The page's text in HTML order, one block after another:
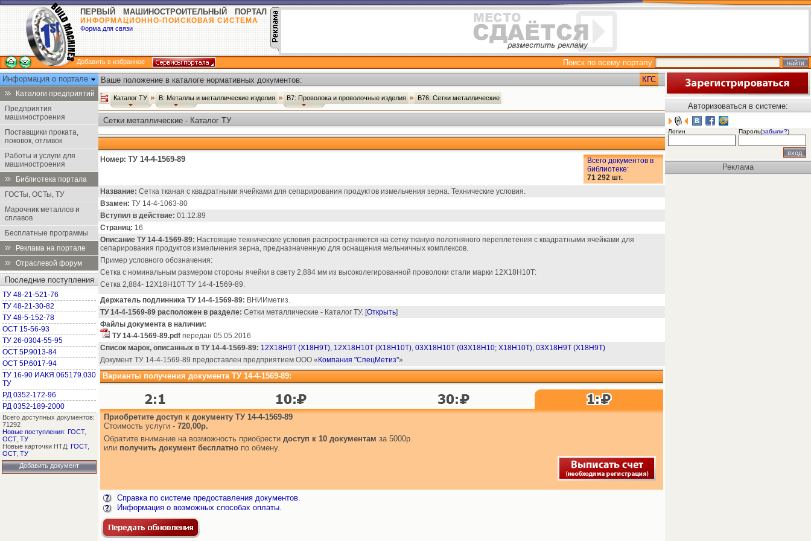
ПЕРВЫЙ МАШИНОСТРОИТЕЛЬНЫЙ ПОРТАЛ
ИНФОРМАЦИОННО-ПОИСКОВАЯ СИСТЕМА
Форма для связи
Добавить в избранное
Поиск по всему порталу
Информация о портале
Каталоги предприятий
Предприятия
машиностроения
Поставщики проката,
поковок, отливок
Работы и услуги для
машиностроения
Библиотека портала
ГОСТы, ОСТы, ТУ
Марочник металлов и
сплавов
Бесплатные программы
Реклама на портале
Отраслевой форум
Последние поступления
ТУ 48-21-521-76
ТУ 48-21-30-82
ТУ 48-5-152-78
ОСТ 15-56-93
ТУ 26-0304-55-95
ОСТ 5Р.9013-84
ОСТ 5Р.6017-94
ТУ 16-90 ИАКЯ.065179.030
ТУ
РД 0352-172-96
РД 0352-189-2000
Всего доступных документов:
71292
Новые поступления: ГОСТ,
ОСТ, ТУ
Новые карточки НТД: ГОСТ,
ОСТ, ТУ
Добавить документ
Ваше положение в каталоге нормативных документов: КГС
Каталог ТУ В: Металлы и металлические изделия В7: Проволока и проволочные изделия В76: Сетки металлические
Сетки металлические - Каталог ТУ
Номер: ТУ 14-4-1569-89
Всего документов в
библиотеке:
71 292 шт.
Название: Сетка тканая с квадратными ячейками для сепарирования продуктов измельчения зерна. Технические условия.
Взамен: ТУ 14-4-1063-80
Вступил в действие: 01.12.89
Страниц: 16
Описание ТУ 14-4-1569-89: Настоящие технические условия распространяются на сетку тканую полотняного переплетения с квадратными ячейками для
сепарирования продуктов измельчения зерна, предназначенную для оснащения мельничных комплексов.
Пример условного обозначения:
Сетка с номинальным размером стороны ячейки в свету 2,884 мм из высоколегированной проволоки стали марки 12Х18Н10Т:
Сетка 2,884- 12Х18Н10Т ТУ 14-4-1569-89.
Держатель подлинника ТУ 14-4-1569-89: ВНИИметиз.
ТУ 14-4-1569-89 расположен в разделе: Сетки металлические - Каталог ТУ. [Открыть]
Файлы документа в наличии:
ТУ 14-4-1569-89.pdf передан 05.05.2016
Список марок, описанных в ТУ 14-4-1569-89: 12Х18Н9Т (Х18Н9Т), 12Х18Н10Т (Х18Н10Т), 03Х18Н10Т (03Х18Н10; Х18Н10Т), 03Х18Н9Т (Х18Н9Т)
Документ ТУ 14-4-1569-89 предоставлен предприятием ООО « Компания "СпецМетиз"»
Варианты получения документа ТУ 14-4-1569-89:
Приобретите доступ к документу ТУ 14-4-1569-89
Стоимость услуги - 720,00р.
Обратите внимание на возможность приобрести доступ к 10 документам за 5000р.
или получить документ бесплатно по обмену.
Справка по системе предоставления документов.
Информация о возможных способах оплаты.
Авторизоваться в системе:
Логин Пароль(забыли?)
Реклама